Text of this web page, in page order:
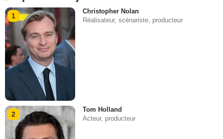
1
Christopher Nolan
Réalisateur, scénariste, producteur
2
Tom Holland
Acteur, producteur